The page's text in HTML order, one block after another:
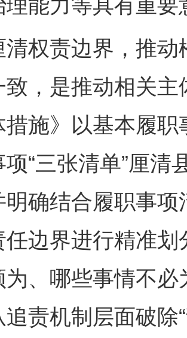
理能力等具有重要
责边界，推动
致，是推动相关
措施》以基本履
项“三张清单”厘
明确结合履职事
任边界进行精准划
为、哪些事情不必
责机制层面破除